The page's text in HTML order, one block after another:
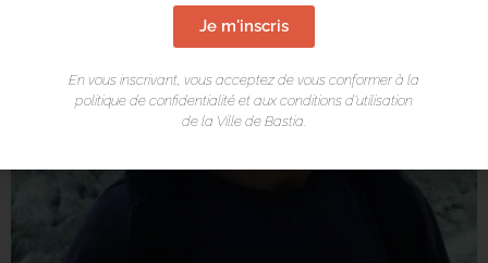
Je m'inscris
En vous inscrivant, vous acceptez de vous conformer à la
politique de confidentialité et aux conditions d’utilisation
de la Ville de Bastia.